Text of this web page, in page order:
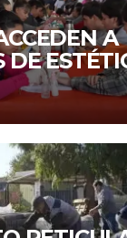
A
DE